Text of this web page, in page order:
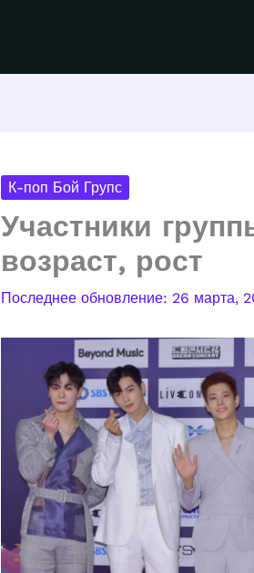
К-поп Бой Групс
Участники
возраст, рост
26 марта,